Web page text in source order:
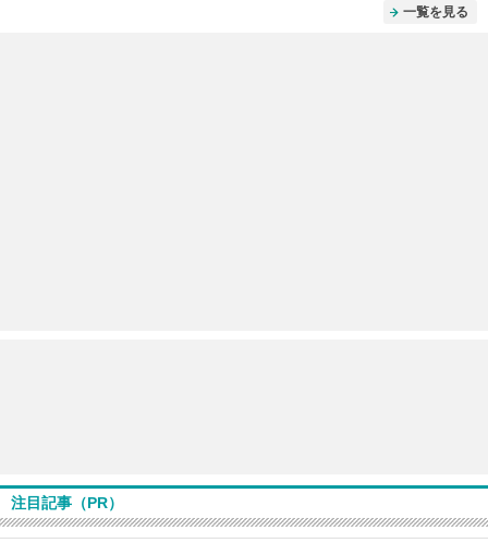
一覧を見る
注目記事（PR）